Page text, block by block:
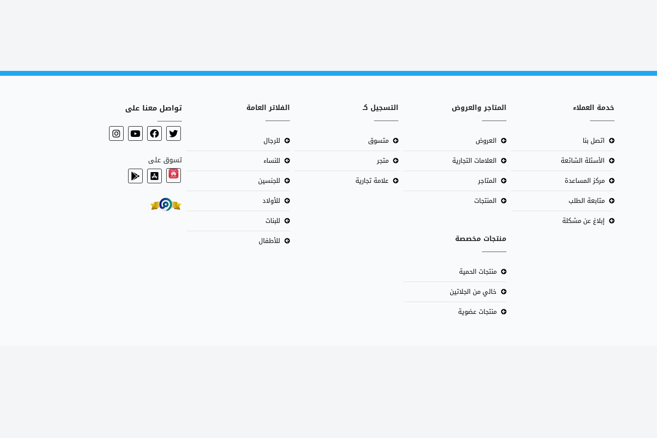
خدمة العملاء
اتصل بنا
الأسئلة الشائعة
مركز المساعدة
متابعة الطلب
إبلاغ عن مشكلة
المتاجر والعروض
العروض
العلامات التجارية
المتاجر
المنتجات
منتجات مخصصة
منتجات الحمية
خالي من الجلاتين
منتجات عضوية
التسجيل كـ
متسوق
متجر
علامة تجارية
الفلاتر العامة
للرجال
للنساء
للجنسين
للأولاد
للبنات
للأطفال
تواصل معنا على
تسوق على